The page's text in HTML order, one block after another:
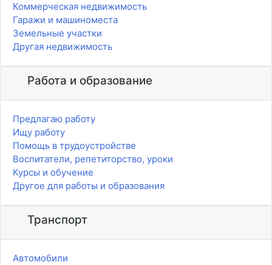
Коммерческая недвижимость
Гаражи и машиноместа
Земельные участки
Другая недвижимость
Работа и образование
Предлагаю работу
Ищу работу
Помощь в трудоустройстве
Воспитатели, репетиторство, уроки
Курсы и обучение
Другое для работы и образования
Транспорт
Автомобили